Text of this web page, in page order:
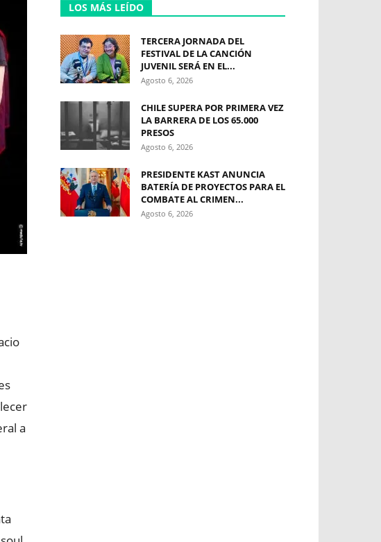
a
LOS MÁS LEÍDO
TERCERA JORNADA DEL
FESTIVAL DE LA CANCIÓN
JUVENIL SERÁ EN EL...
Agosto 6, 2026
CHILE SUPERA POR PRIMERA VEZ
LA BARRERA DE LOS 65.000
PRESOS
Agosto 6, 2026
PRESIDENTE KAST ANUNCIA
BATERÍA DE PROYECTOS PARA EL
COMBATE AL CRIMEN...
Agosto 6, 2026